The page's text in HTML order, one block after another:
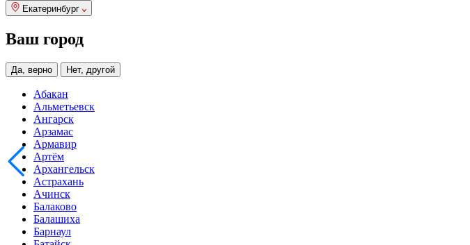
Екатеринбург
Ваш город
Да, верно Нет, другой
Абакан
Альметьевск
Ангарск
Арзамас
Армавир
Артём
Архангельск
Астрахань
Ачинск
Балаково
Балашиха
Барнаул